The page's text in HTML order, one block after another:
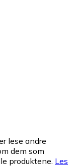
lese andre
dem som
produktene. Les